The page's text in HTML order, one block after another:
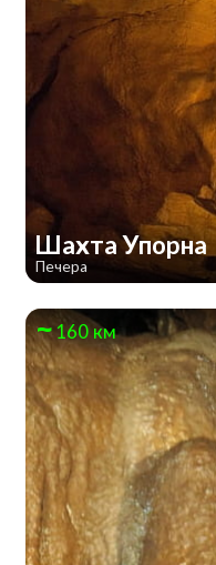
Шахта Упорна
Печера
160 км